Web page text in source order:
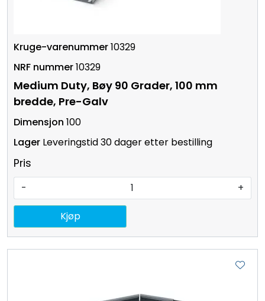
10329
10329
Medium Duty, Bøy 90 Grader, 100 mm
bredde, Pre-Galv
100
Leveringstid 30 dager etter bestilling
Pris
- +
Kjøp